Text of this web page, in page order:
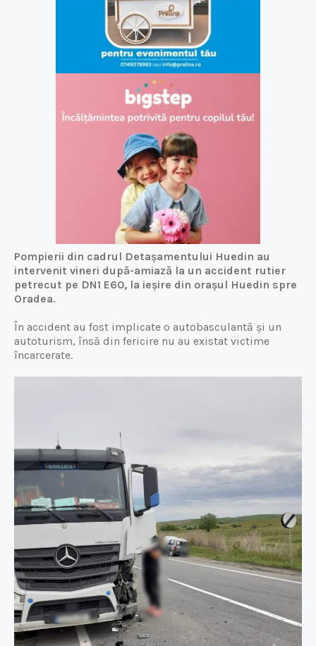
Pompierii din cadrul Detașamentului Huedin au
intervenit vineri după-amiază la un accident rutier
petrecut pe DN1 E60, la ieșire din orașul Huedin spre
Oradea.
În accident au fost implicate o autobasculantă și un
autoturism, însă din fericire nu au existat victime
încarcerate.